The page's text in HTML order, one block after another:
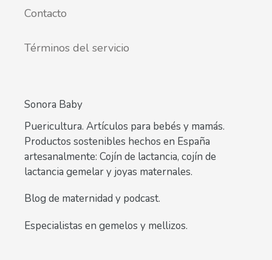
Contacto
Términos del servicio
Sonora Baby
Puericultura. Artículos para bebés y mamás.
Productos sostenibles hechos en España
artesanalmente: Cojín de lactancia, cojín de
lactancia gemelar y joyas maternales.
Blog de maternidad y podcast.
Especialistas en gemelos y mellizos.